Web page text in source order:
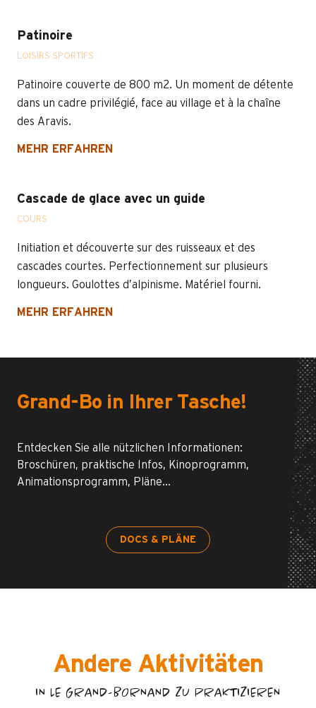
Patinoire
LOISIRS SPORTIFS
Patinoire couverte de 800 m2. Un moment de détente
dans un cadre privilégié, face au village et à la chaîne
des Aravis.
MEHR ERFAHREN
Cascade de glace avec un guide
COURS
Initiation et découverte sur des ruisseaux et des
cascades courtes. Perfectionnement sur plusieurs
longueurs. Goulottes d’alpinisme. Matériel fourni.
MEHR ERFAHREN
Grand-Bo in Ihrer Tasche!
Entdecken Sie alle nützlichen Informationen:
Broschüren, praktische Infos, Kinoprogramm,
Animationsprogramm, Pläne…
DOCS & PLÄNE
Andere Aktivitäten
IN LE GRAND-BORNAND ZU PRAKTIZIEREN